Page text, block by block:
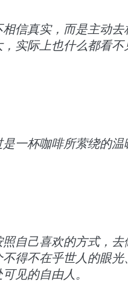
信真实，而是主动
实际上也什么都看不
一杯咖啡所萦绕的温
自己喜欢的方式，
得不在乎世人的眼
见的自由人。